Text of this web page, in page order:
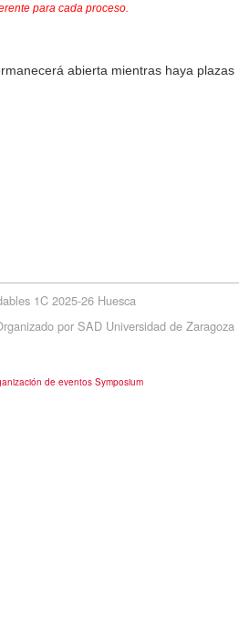
para cada proceso.
abierta mientras haya plazas
1C 2025-26 Huesca
por SAD Universidad de Zaragoza
de eventos Symposium